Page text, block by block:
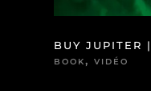
BUY JUPITER
BOOK,VIDÉO